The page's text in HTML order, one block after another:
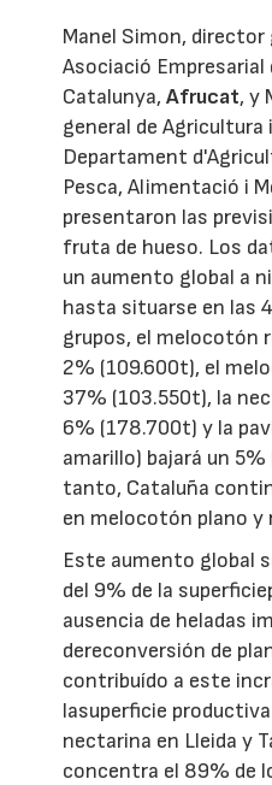
Manel Simon, director
Asociació Empresarial
Catalunya,Afrucat, y
general de Agricultura
Departament
Pesca, Alimentació i
presentaron las
fruta de hueso. Los
un aumento global a
hasta situarse en las
grupos, el melocotón
2% (109.600t), el
37% (103.550t), la
6% (178.700t) y la
amarillo) bajará un
tanto, Cataluña
en melocotón plano y
Este aumento global
del 9% de la
ausencia de heladas
dereconversión de
contribuído a este
lasuperficie
nectarina en Lleida y
concentra el 89% de